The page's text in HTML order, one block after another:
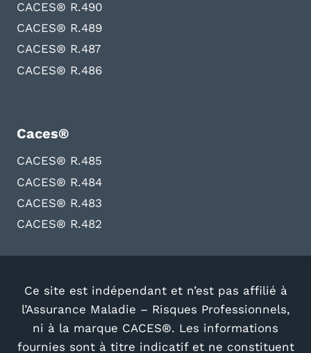
CACES® R.490
CACES® R.489
CACES® R.487
CACES® R.486
Caces®
CACES® R.485
CACES® R.484
CACES® R.483
CACES® R.482
Ce site est indépendant et n’est pas affilié à
l’Assurance Maladie – Risques Professionnels,
ni à la marque CACES®. Les informations
fournies sont à titre indicatif et ne constituent